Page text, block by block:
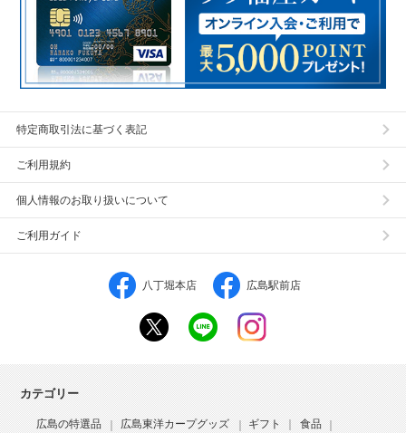
特定商取引法に基づく表記
ご利用規約
個人情報のお取り扱いについて
ご利用ガイド
八丁堀本店 広島駅前店
カテゴリー
広島の特選品 広島東洋カープグッズ ギフト 食品